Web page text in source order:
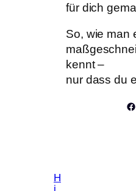
für dich
So, wie man
kennt –
nur dass du
H